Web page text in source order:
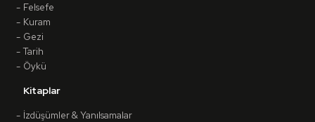
Felsefe
Kuram
Gezi
Tarih
Öykü
Kitaplar
İzdüşümler & Yanılsamalar